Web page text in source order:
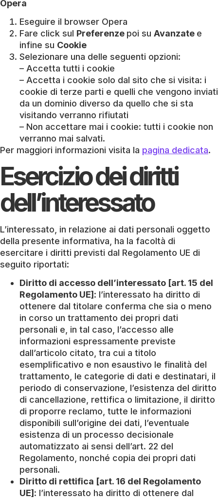
Opera
Eseguire il browser Opera
Fare click sul Preferenze poi su Avanzate e
infine su Cookie
Selezionare una delle seguenti opzioni:
– Accetta tutti i cookie
– Accetta i cookie solo dal sito che si visita: i
cookie di terze parti e quelli che vengono inviati
da un dominio diverso da quello che si sta
visitando verranno rifiutati
– Non accettare mai i cookie: tutti i cookie non
verranno mai salvati.
Per maggiori informazioni visita la pagina dedicata.
Esercizio dei diritti
dell’interessato
L’interessato, in relazione ai dati personali oggetto
della presente informativa, ha la facoltà di
esercitare i diritti previsti dal Regolamento UE di
seguito riportati:
Diritto di accesso dell’interessato [art. 15 del
Regolamento UE] : l’interessato ha diritto di
ottenere dal titolare conferma che sia o meno
in corso un trattamento dei propri dati
personali e, in tal caso, l’accesso alle
informazioni espressamente previste
dall’articolo citato, tra cui a titolo
esemplificativo e non esaustivo le finalità del
trattamento, le categorie di dati e destinatari, il
periodo di conservazione, l’esistenza del diritto
di cancellazione, rettifica o limitazione, il diritto
di proporre reclamo, tutte le informazioni
disponibili sull’origine dei dati, l’eventuale
esistenza di un processo decisionale
automatizzato ai sensi dell’art. 22 del
Regolamento, nonché copia dei propri dati
personali.
Diritto di rettifica [art. 16 del Regolamento
UE] : l’interessato ha diritto di ottenere dal